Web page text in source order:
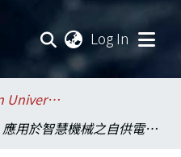
Log In
.National Taiwan University / 國立臺灣大學
應用於智慧機械之自供電感測器、發電元件與電力轉換電路系統構裝整合開發